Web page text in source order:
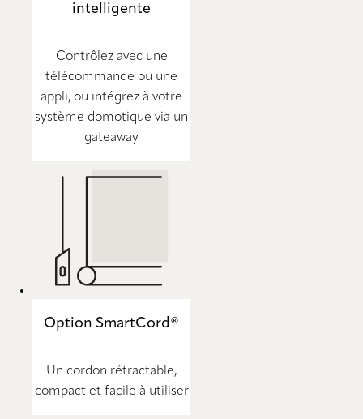
intelligente
Contrôlez avec une
télécommande ou une
appli, ou intégrez à votre
système domotique via un
gateaway
Option SmartCord®
Un cordon rétractable,
compact et facile à utiliser